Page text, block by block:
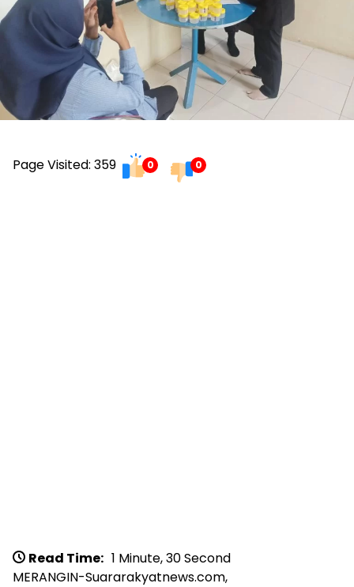
Page Visited: 359 0 0
Read Time: 1 Minute, 30 Second
MERANGIN-Suararakyatnews.com,